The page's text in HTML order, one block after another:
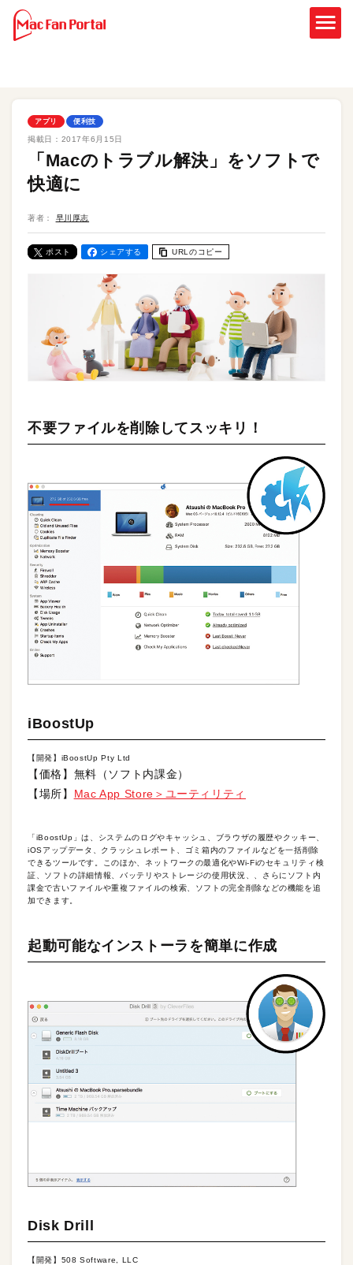
アプリ 便利技
掲載日： 2017年6月15日
「Macのトラブル解決」をソフトで
快適に
著者： 早川厚志
ポスト シェアする URLのコピー
不要ファイルを削除してスッキリ！
iBoostUp
【開発】iBoostUp Pty Ltd
【価格】無料（ソフト内課金）
【場所】 Mac App Store＞ユーティリティ
「iBoostUp」は、システムのログやキャッシュ、ブラウザの履歴やクッキー、
iOSアップデータ、クラッシュレポート、ゴミ箱内のファイルなどを一括削除
できるツールです。このほか、ネットワークの最適化やWi-Fiのセキュリティ検
証、ソフトの詳細情報、バッテリやストレージの使用状況、、さらにソフト内
課金で古いファイルや重複ファイルの検索、ソフトの完全削除などの機能を追
加できます。
起動可能なインストーラを簡単に作成
Disk Drill
【開発】508 Software, LLC